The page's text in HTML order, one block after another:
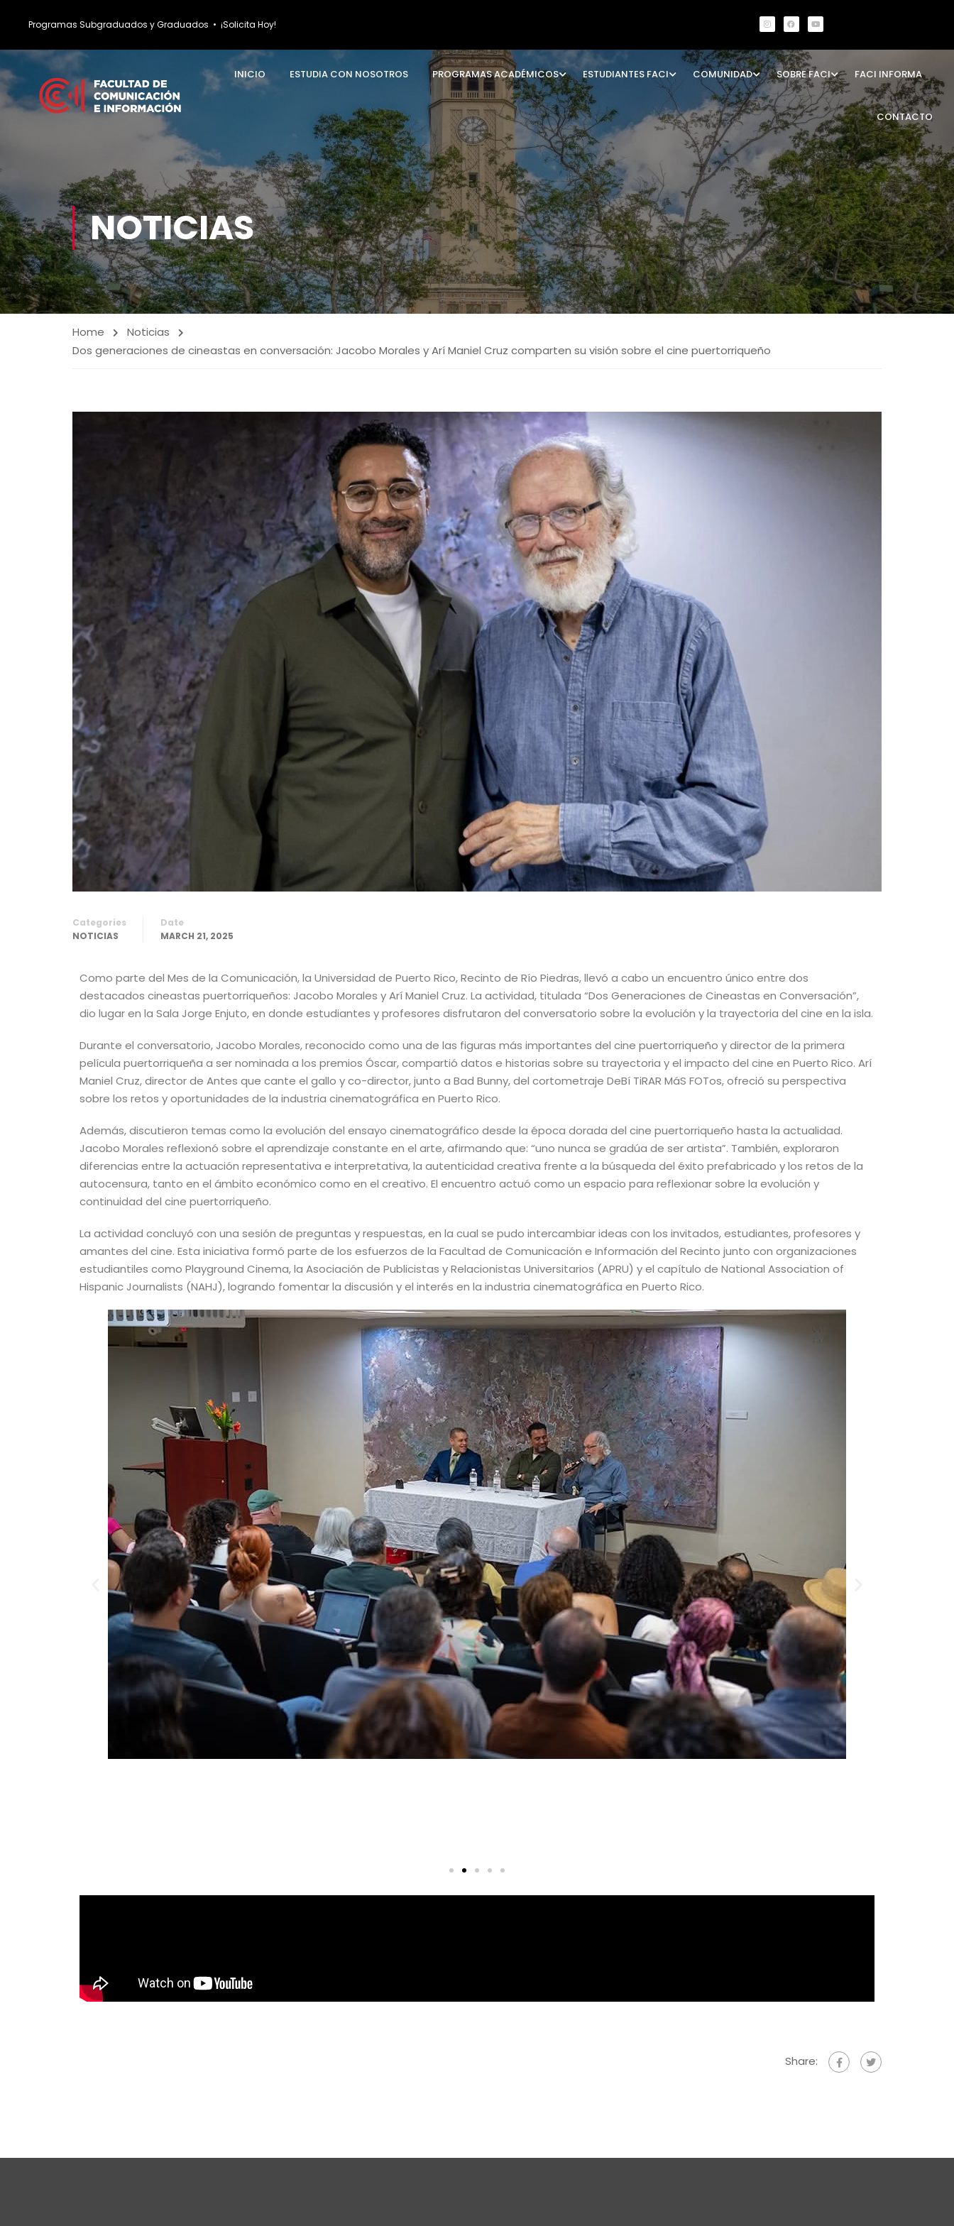
Programas Subgraduados y Graduados • ¡Solicita Hoy!
INICIO ESTUDIA CON NOSOTROS PROGRAMAS ACADÉMICOS ESTUDIANTES FACI COMUNIDAD SOBRE FACI FACI INFORMA
CONTACTO
NOTICIAS
Home
Noticias
Dos generaciones de cineastas en conversación: Jacobo Morales y Arí Maniel Cruz comparten su visión sobre el cine puertorriqueño
Categories
NOTICIAS
Date
MARCH 21, 2025
Como parte del Mes de la Comunicación, la Universidad de Puerto Rico, Recinto de Río Piedras, llevó a cabo un encuentro único entre dos
destacados cineastas puertorriqueños: Jacobo Morales y Arí Maniel Cruz. La actividad, titulada “Dos Generaciones de Cineastas en Conversación”,
dio lugar en la Sala Jorge Enjuto, en donde estudiantes y profesores disfrutaron del conversatorio sobre la evolución y la trayectoria del cine en la isla.
Durante el conversatorio, Jacobo Morales, reconocido como una de las figuras más importantes del cine puertorriqueño y director de la primera
película puertorriqueña a ser nominada a los premios Óscar, compartió datos e historias sobre su trayectoria y el impacto del cine en Puerto Rico. Arí
Maniel Cruz, director de Antes que cante el gallo y co-director, junto a Bad Bunny, del cortometraje DeBí TiRAR MáS FOTos, ofreció su perspectiva
sobre los retos y oportunidades de la industria cinematográfica en Puerto Rico.
Además, discutieron temas como la evolución del ensayo cinematográfico desde la época dorada del cine puertorriqueño hasta la actualidad.
Jacobo Morales reflexionó sobre el aprendizaje constante en el arte, afirmando que: “uno nunca se gradúa de ser artista”. También, exploraron
diferencias entre la actuación representativa e interpretativa, la autenticidad creativa frente a la búsqueda del éxito prefabricado y los retos de la
autocensura, tanto en el ámbito económico como en el creativo. El encuentro actuó como un espacio para reflexionar sobre la evolución y
continuidad del cine puertorriqueño.
La actividad concluyó con una sesión de preguntas y respuestas, en la cual se pudo intercambiar ideas con los invitados, estudiantes, profesores y
amantes del cine. Esta iniciativa formó parte de los esfuerzos de la Facultad de Comunicación e Información del Recinto junto con organizaciones
estudiantiles como Playground Cinema, la Asociación de Publicistas y Relacionistas Universitarios (APRU) y el capítulo de National Association of
Hispanic Journalists (NAHJ), logrando fomentar la discusión y el interés en la industria cinematográfica en Puerto Rico.
Share: